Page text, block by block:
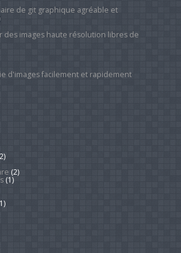
de git graphique agréable et
des images haute résolution libres de
d'images facilement et rapidement
(2)
(1)